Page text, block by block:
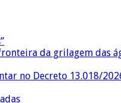
da grilagem das
no Decreto 13.018/